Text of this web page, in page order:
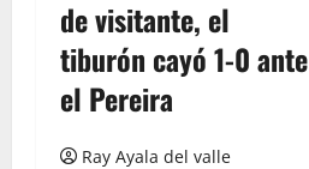
de visitante, el
tiburón cayó 1-0 ante
el Pereira
Ray Ayala del valle